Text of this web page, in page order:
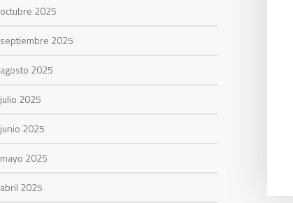
octubre 2025
septiembre 2025
agosto 2025
julio 2025
junio 2025
mayo 2025
abril 2025